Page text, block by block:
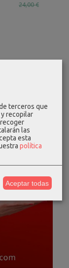
24,00 €
terceros que
recopilar
las
esta
política
Aceptar todas